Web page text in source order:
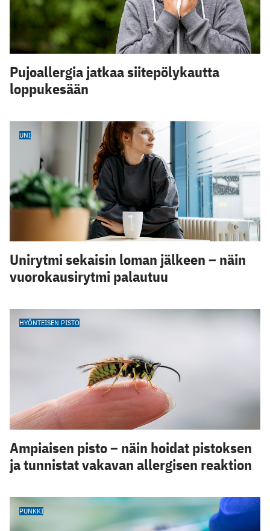
Pujoallergia jatkaa siitepölykautta
loppukesään
UNI
Unirytmi sekaisin loman jälkeen – näin
vuorokausirytmi palautuu
HYÖNTEISEN PISTO
Ampiaisen pisto – näin hoidat pistoksen
ja tunnistat vakavan allergisen reaktion
PUNKKI